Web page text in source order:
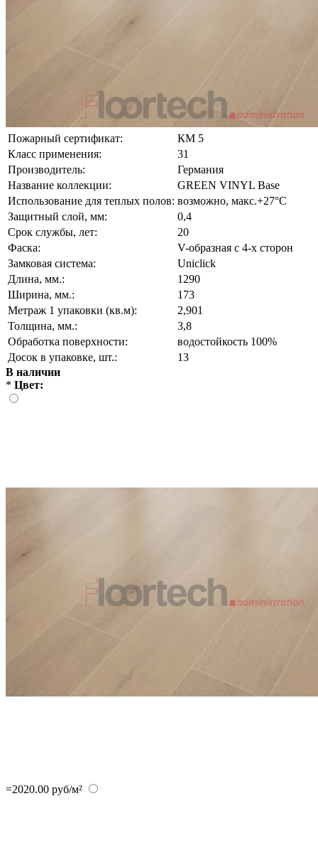
Пожарный сертификат:
КМ 5
Класс применения:
31
Производитель:
Германия
Название коллекции:
GREEN VINYL Base
Использование для теплых полов: возможно, макс.+27°С
Защитный слой, мм:
0,4
Срок службы, лет:
20
Фаска:
V-образная с 4-х сторон
Замковая система:
Uniclick
Длина, мм.:
1290
Ширина, мм.:
173
Метраж 1 упаковки (кв.м):
2,901
Толщина, мм.:
3,8
Обработка поверхности:
водостойкость 100%
Досок в упаковке, шт.:
13
В наличии
* Цвет:
=2020.00 руб/м²